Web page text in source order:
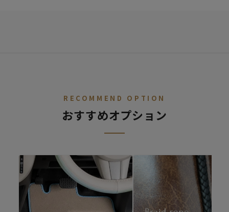
があればご連絡ください。
ファブリック シートカバー診断
RECOMMEND OPTION
おすすめオプション